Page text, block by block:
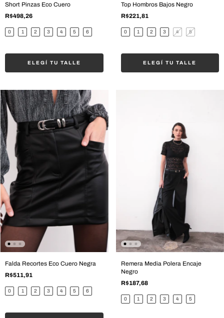
Short Pinzas Eco Cuero
R$498,26
0 1 2 3 4 5 6
ELEGÍ TU TALLE
Top Hombros Bajos Negro
R$221,81
0 1 2 3 4 5
ELEGÍ TU TALLE
Falda Recortes Eco Cuero Negra
R$511,91
0 1 2 3 4 5 6
Remera Media Polera Encaje
Negro
R$187,68
0 1 2 3 4 5